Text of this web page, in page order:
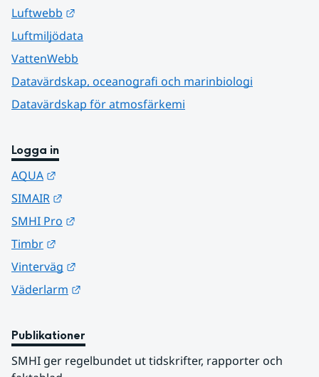
Luftwebb
Luftmiljödata
VattenWebb
Datavärdskap, oceanografi och marinbiologi
Datavärdskap för atmosfärkemi
Logga in
AQUA
SIMAIR
SMHI Pro
Timbr
Vinterväg
Väderlarm
Publikationer
SMHI ger regelbundet ut tidskrifter, rapporter och